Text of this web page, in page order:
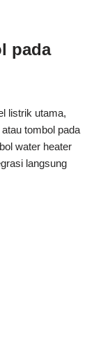
pada
listrik utama,
tombol pada
water heater
langsung